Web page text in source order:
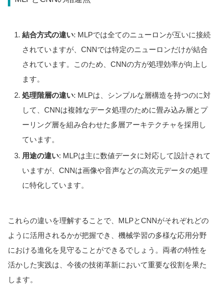
結合方式の違い: MLPでは全てのニューロンが互いに接続
されていますが、CNNでは特定のニューロンだけが結合
されています。このため、CNNの方が処理効率が向上し
ます。
処理階層の違い: MLPは、シンプルな層構造を持つのに対
して、CNNは複雑なデータ処理のために畳み込み層とプ
ーリング層を組み合わせた多層アーキテクチャを採用し
ています。
用途の違い: MLPは主に数値データに対応して設計されて
いますが、CNNは画像や音声などの高次元データの処理
に特化しています。
これらの違いを理解することで、MLPとCNNがそれぞれどの
ように活用されるかが把握でき、機械学習の多様な応用分野
における進化を見守ることができるでしょう。両者の特性を
活かした実践は、今後の技術革新において重要な役割を果た
します。